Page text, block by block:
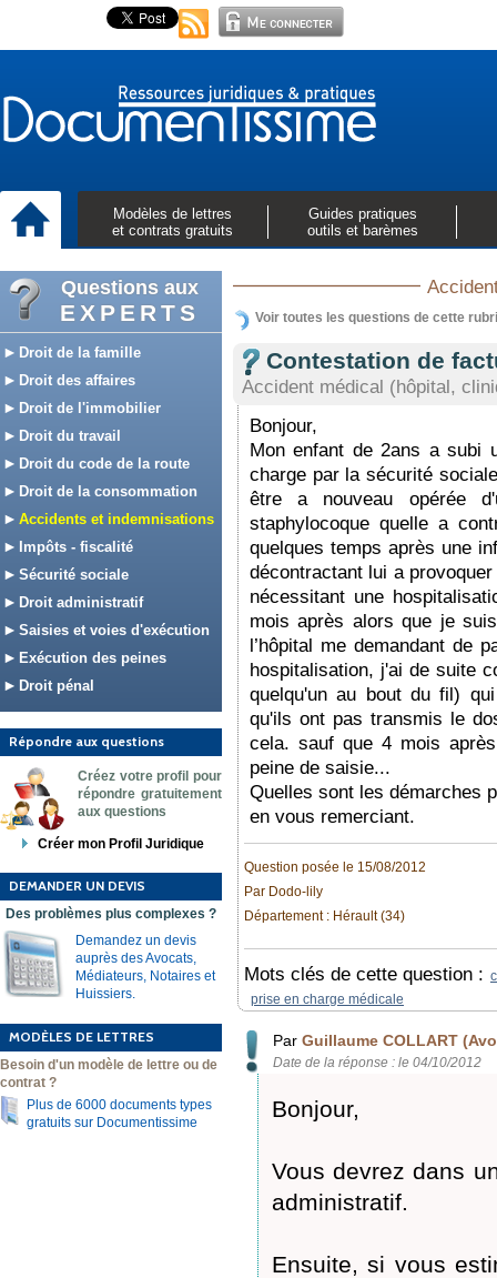
Modèles de lettres
et contrats gratuits
Guides pratiques
outils et barèmes
Questions aux
EXPERTS
Droit de la famille
Droit des affaires
Droit de l'immobilier
Droit du travail
Droit du code de la route
Droit de la consommation
Accidents et indemnisations
Impôts - fiscalité
Sécurité sociale
Droit administratif
Saisies et voies d'exécution
Exécution des peines
Droit pénal
Répondre aux questions
Créez votre profil pour
répondre gratuitement
aux questions
Créer mon Profil Juridique
DEMANDER UN DEVIS
Des problèmes plus complexes ?
Demandez un devis
auprès des Avocats,
Médiateurs, Notaires et
Huissiers.
MODÈLES DE LETTRES
Besoin d'un modèle de lettre ou de
contrat ?
Plus de 6000 documents types
gratuits sur Documentissime
Voir toutes les questions de cette
Contestation de
Accident médical (hôpital,
Bonjour,
Mon enfant de 2ans a subi
charge par la sécurité
être a nouveau opérée
staphylocoque quelle a
quelques temps après une
décontractant lui a
nécessitant une
mois après alors que je
l’hôpital me demandant de
hospitalisation, j'ai de suite
quelqu'un au bout du fil)
qu'ils ont pas transmis le
cela. sauf que 4 mois
peine de saisie...
Quelles sont les démarches
en vous remerciant.
Question posée le 15/08/2012
Par Dodo-lily
Département : Hérault (34)
Mots clés de cette question :
prise en charge médicale
Par Guillaume COLLART
Date de la réponse : le 04/10/2012
Bonjour,
Vous devrez dans
administratif.
Ensuite, si vous